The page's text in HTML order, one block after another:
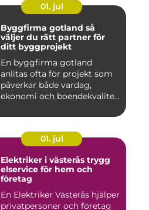
01. jul
Byggfirma gotland så
väljer du rätt partner för
ditt byggprojekt
En byggfirma gotland
anlitas ofta för projekt som
påverkar både vardag,
ekonomi och boendekvalitet
01. jul
Elektriker i västerås trygg
elservice för hem och
företag
En Elektriker Västerås hjälper
privatpersoner och företag